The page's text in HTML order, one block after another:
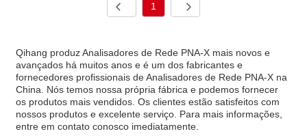
1
Qihang produz Analisadores de Rede PNA-X mais novos e
avançados há muitos anos e é um dos fabricantes e
fornecedores profissionais de Analisadores de Rede PNA-X na
China. Nós temos nossa própria fábrica e podemos fornecer
os produtos mais vendidos. Os clientes estão satisfeitos com
nossos produtos e excelente serviço. Para mais informações,
entre em contato conosco imediatamente.